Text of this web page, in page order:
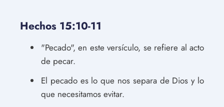
Hechos 15:10-11
"Pecado", en este versículo, se refiere al acto
de pecar.
El pecado es lo que nos separa de Dios y lo
que necesitamos evitar.